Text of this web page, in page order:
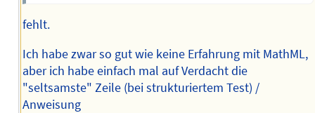
fehlt.
Ich habe zwar so gut wie keine Erfahrung mit MathML,
aber ich habe einfach mal auf Verdacht die
"seltsamste" Zeile (bei strukturiertem Test) /
Anweisung